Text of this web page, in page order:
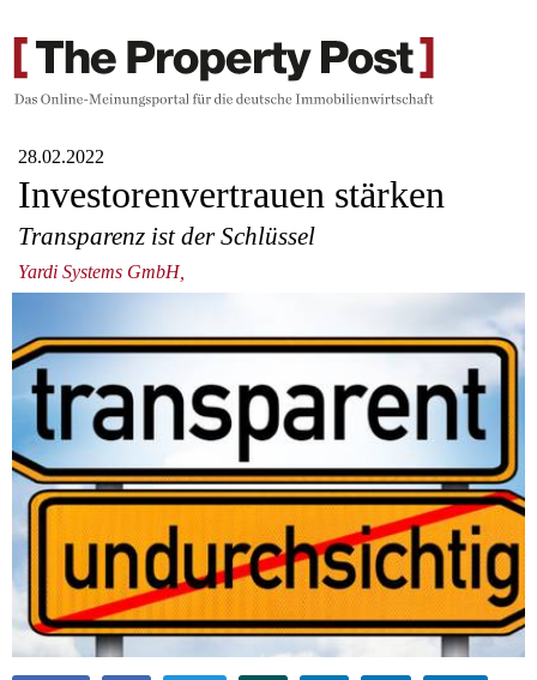
28.02.2022
Investorenvertrauen stärken
Transparenz ist der Schlüssel
Yardi Systems GmbH,